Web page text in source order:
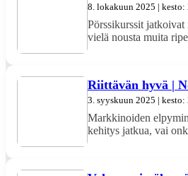
8. lokakuun 2025 | kesto:
Pörssikurssit jatkoivat
vielä nousta muita
Riittävän hyvä |
3. syyskuun 2025 | kesto:
Markkinoiden
kehitys jatkua, vai